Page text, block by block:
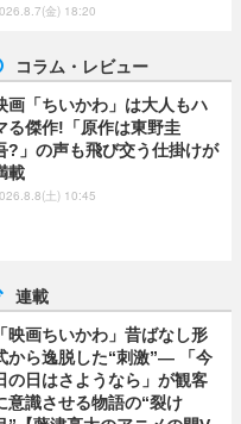
金) 18:20
コラム・レビュー
画「ちいかわ」は大人もハ
る傑作!「原作は東野圭
?」の声も飛び交う仕掛けが
載
土) 10:45
連載
「映画ちいかわ」昔ばなし形
から逸脱した“刺激”― 「今
の日はさようなら」が観客
意識させる物語の“裂け